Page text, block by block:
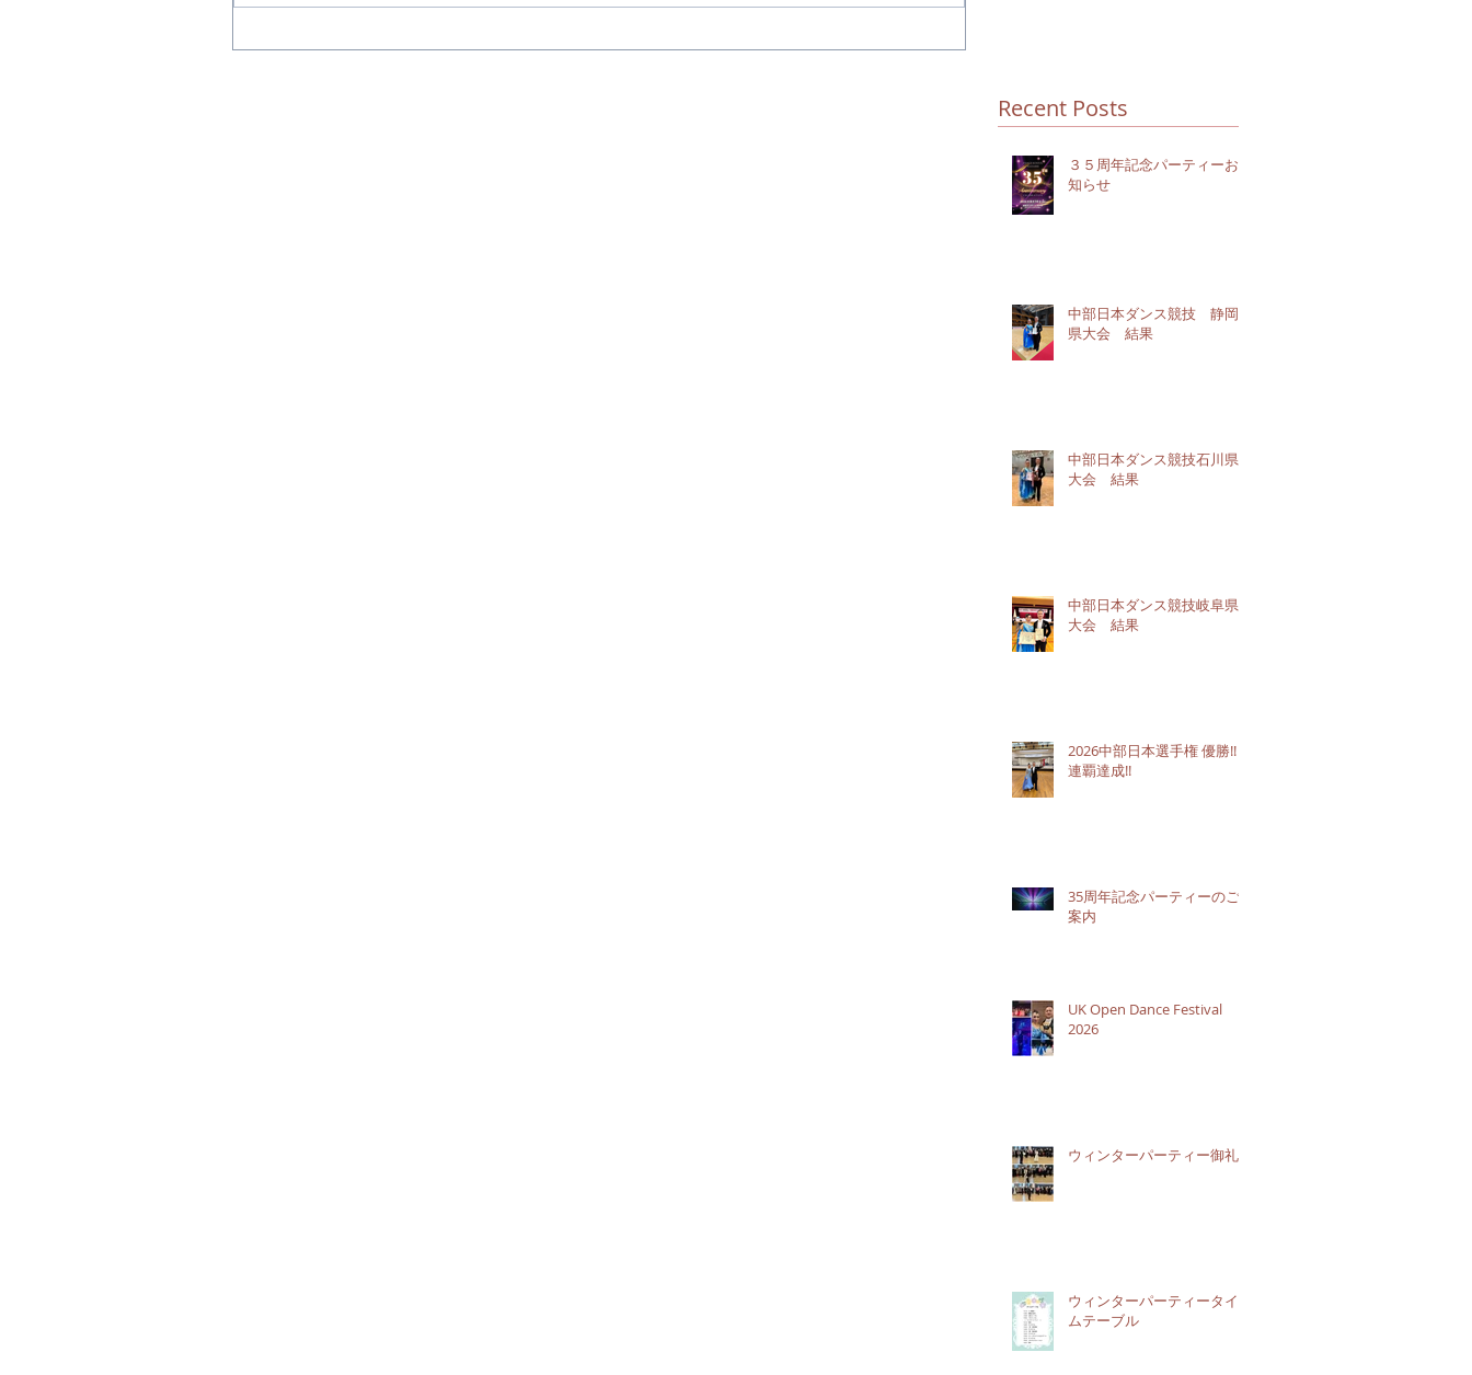
Recent Posts
３５周年記念パーティーお
知らせ
中部日本ダンス競技 静岡
県大会 結果
中部日本ダンス競技石川県
大会 結果
中部日本ダンス競技岐阜県
大会 結果
2026中部日本選手権 優勝!!３
連覇達成!!
35周年記念パーティーのご
案内
UK Open Dance Festival
2026
ウィンターパーティー御礼
ウィンターパーティータイ
ムテーブル